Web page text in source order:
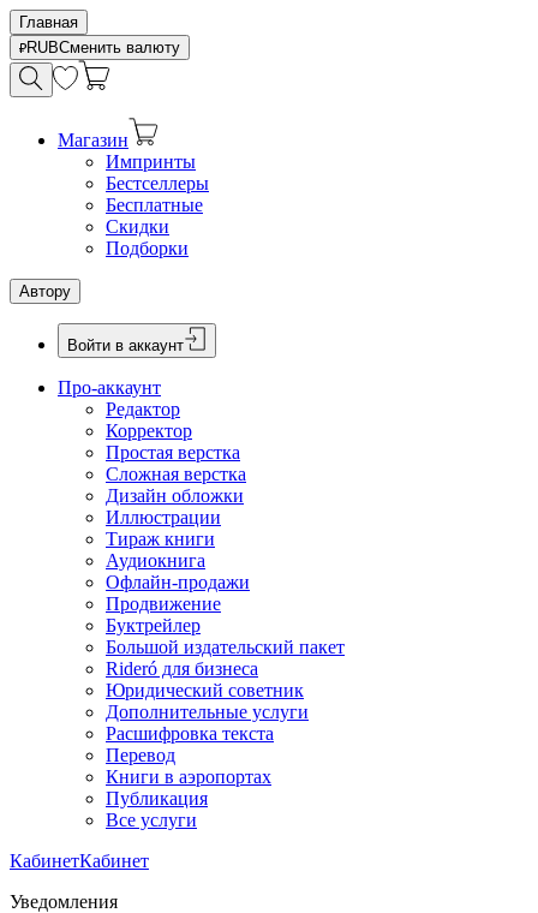
Главная
RUBСменить валюту
Магазин
Импринты
Бестселлеры
Бесплатные
Скидки
Подборки
Автору
Войти в аккаунт
Про-аккаунт
Редактор
Корректор
Простая верстка
Сложная верстка
Дизайн обложки
Иллюстрации
Тираж книги
Аудиокнига
Офлайн-продажи
Продвижение
Буктрейлер
Большой издательский пакет
Rideró для бизнеса
Юридический советник
Дополнительные услуги
Расшифровка текста
Перевод
Книги в аэропортах
Публикация
Все услуги
КабинетКабинет
Уведомления